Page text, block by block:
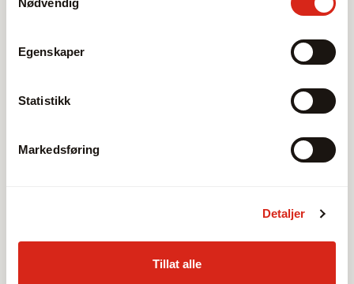
Egenskaper
Statistikk
Markedsføring
Detaljer
Tillat alle